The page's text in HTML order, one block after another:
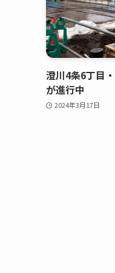
澄川4条6丁目
が進行中
2024年3月17日